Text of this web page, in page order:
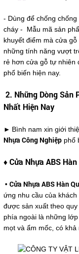
- Dùng để chống
cháy - Mẫu mã sản
khuyết điểm mà cửa
những tính năng vượt
rẻ hơn cửa gỗ tự nhiên
phổ biến hiện nay.
2. Những Dòng Sản
Nhất Hiện Nay
► Bình nam xin giới
Nhựa Công Nghiệpphổ
♦ Cửa Nhựa ABS
• Cửa Nhựa ABS Hàn
ứng nhu cầu của
được sản xuất theo
phía ngoài là những
mọt và ẩm mốc, có